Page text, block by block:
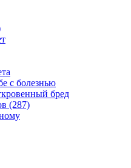
с болезнью
бред
(287)